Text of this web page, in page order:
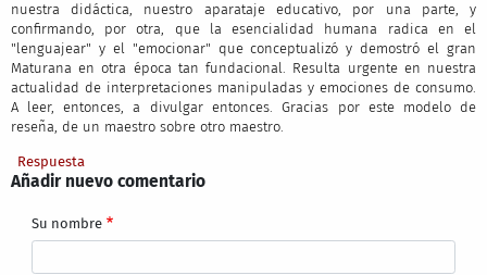
nuestra didáctica, nuestro aparataje educativo, por una parte, y
confirmando, por otra, que la esencialidad humana radica en el
"lenguajear" y el "emocionar" que conceptualizó y demostró el gran
Maturana en otra época tan fundacional. Resulta urgente en nuestra
actualidad de interpretaciones manipuladas y emociones de consumo.
A leer, entonces, a divulgar entonces. Gracias por este modelo de
reseña, de un maestro sobre otro maestro.
Respuesta
Añadir nuevo comentario
Su nombre